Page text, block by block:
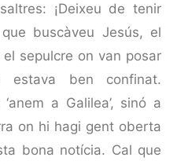
¡Deixeu de tenir
buscàveu Jesús, el
sepulcre on van posar
estava ben confinat.
a Galilea’, sinó a
on hi hagi gent oberta
bona notícia. Cal que